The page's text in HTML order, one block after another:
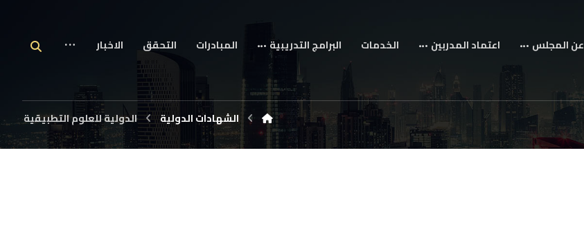
عن المجلس اعتماد المدربين الخدمات البرامج التدريبية المبادرات التحقق الاخبار
الشهادات الدولية الدولية للعلوم التطبيقية